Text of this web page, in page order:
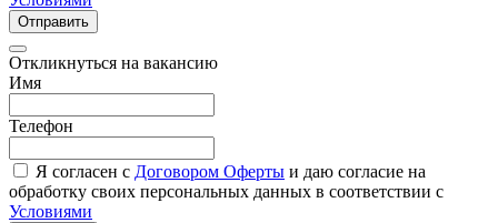
Отправить
Откликнуться на вакансию
Имя
Телефон
Я согласен с Договором Оферты и даю согласие на
обработку своих персональных данных в соответствии с
Условиями